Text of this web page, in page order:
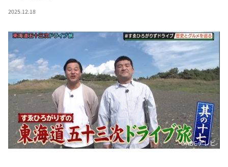
～人生密着トークバラエティ！～ やすとものいたっ
て真剣です
探偵！ナイトスクープ
河合＆A.B.C-Z塚田×福井アナ「なんでやねん！？」
（news おかえり）
DAIGOも台所 ～きょうの献立 何にする？～
本日はダイアンなり！シーズン２
朝だ！生です旅サラダ
教えて！ニュースライブ 正義のミカタ
2025.12.18
©️ABCテレビ